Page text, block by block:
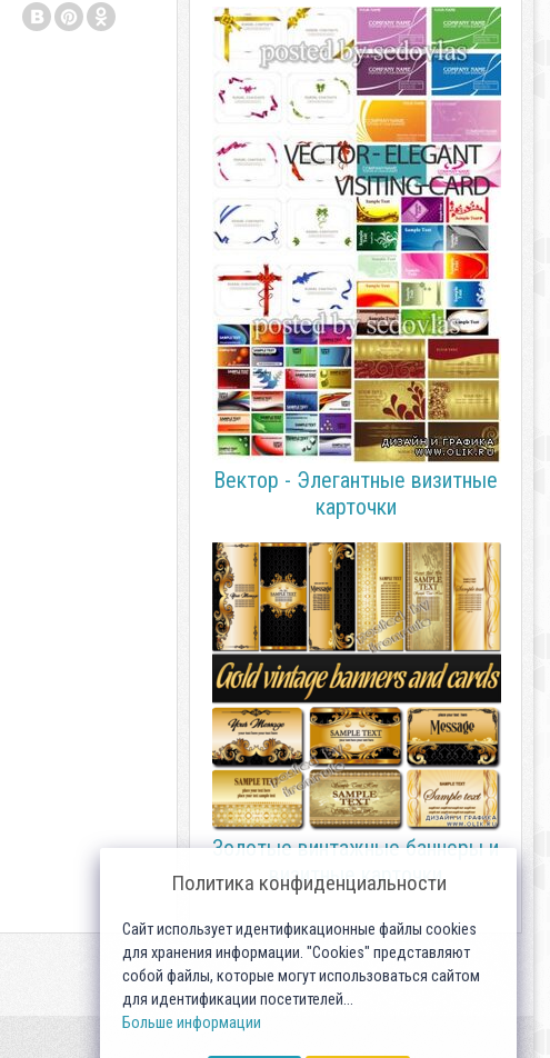
Вектор - Элегантные визитные
карточки
Золотые винтажные баннеры и
визитные карточки
Политика конфиденциальности
Сайт использует идентификационные файлы cookies
для хранения информации. "Cookies" представляют
собой файлы, которые могут использоваться сайтом
для идентификации посетителей...
Больше информации